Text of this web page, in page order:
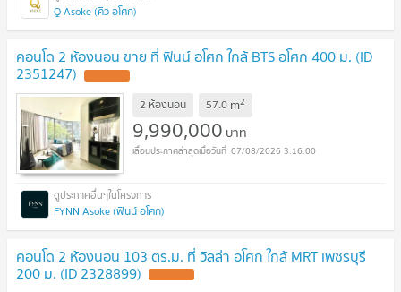
Q Asoke (คิว อโศก)
คอนโด 2 ห้องนอน ขาย ที่ ฟินน์ อโศก ใกล้ BTS อโศก 400 ม. (ID
2351247)
2 ห้องนอน 57.0 m2
9,990,000 บาท
07/08/2026 3:16:00
FYNN Asoke (ฟินน์ อโศก)
คอนโด 2 ห้องนอน 103 ตร.ม. ที่ วิลล่า อโศก ใกล้ MRT เพชรบุรี
200 ม. (ID 2328899)